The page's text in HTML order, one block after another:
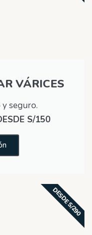
VÁRICES
seguro.
S/150
DESDE S/290